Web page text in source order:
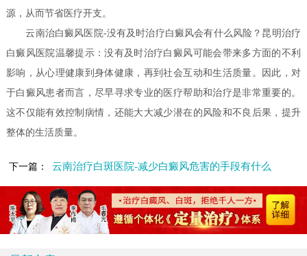
源，从而节省医疗开支。
云南治白癜风医院-没有及时治疗白癜风会有什么风险？昆明治疗
白癜风医院温馨提示：没有及时治疗白癜风可能会带来多方面的不利
影响，从心理健康到身体健康，再到社会互动和生活质量。因此，对
于白癜风患者而言，尽早寻求专业的医疗帮助和治疗是非常重要的。
这不仅能有效控制病情，还能大大减少潜在的风险和不良后果，提升
整体的生活质量。
下一篇： 云南治疗白斑医院-减少白癜风危害的手段有什么